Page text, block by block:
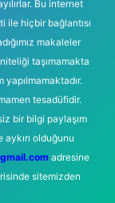
Bu internet
ile hiçbir bağlantısı
makaleler
taşımamakta
tesadüfidir.
bir bilgi paylaşım
olduğunu
adresine
sitemizden